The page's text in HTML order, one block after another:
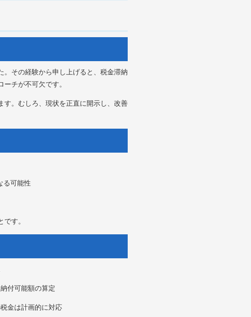
。その経験から申し上げると、税金滞納
チが不可欠です。
す。むしろ、現状を正直に開示し、改善
る可能性
す。
付可能額の算定
金は計画的に対応